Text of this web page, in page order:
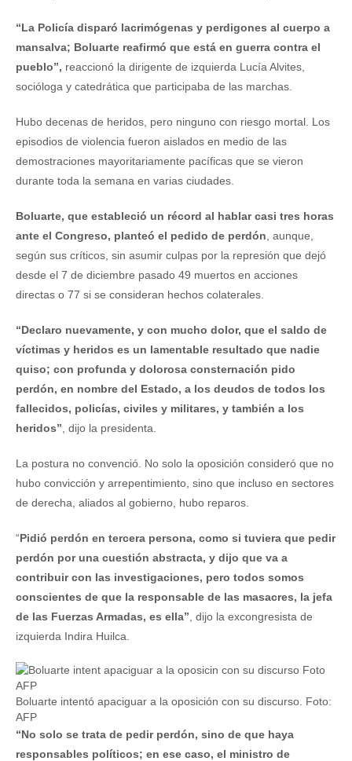
“La Policía disparó lacrimógenas y perdigones al cuerpo a
mansalva; Boluarte reafirmó que está en guerra contra el
pueblo”, reaccionó la dirigente de izquierda Lucía Alvites,
socióloga y catedrática que participaba de las marchas.
Hubo decenas de heridos, pero ninguno con riesgo mortal. Los
episodios de violencia fueron aislados en medio de las
demostraciones mayoritariamente pacíficas que se vieron
durante toda la semana en varias ciudades.
Boluarte, que estableció un récord al hablar casi tres horas
ante el Congreso, planteó el pedido de perdón , aunque,
según sus críticos, sin asumir culpas por la represión que dejó
desde el 7 de diciembre pasado 49 muertos en acciones
directas o 77 si se consideran hechos colaterales.
“Declaro nuevamente, y con mucho dolor, que el saldo de
víctimas y heridos es un lamentable resultado que nadie
quiso; con profunda y dolorosa consternación pido
perdón, en nombre del Estado, a los deudos de todos los
fallecidos, policías, civiles y militares, y también a los
heridos” , dijo la presidenta.
La postura no convenció. No solo la oposición consideró que no
hubo convicción y arrepentimiento, sino que incluso en sectores
de derecha, aliados al gobierno, hubo reparos.
“Pidió perdón en tercera persona, como si tuviera que pedir
perdón por una cuestión abstracta, y dijo que va a
contribuir con las investigaciones, pero todos somos
conscientes de que la responsable de las masacres, la jefa
de las Fuerzas Armadas, es ella” , dijo la excongresista de
izquierda Indira Huilca.
Boluarte intentó apaciguar a la oposición con su discurso. Foto:
AFP
“No solo se trata de pedir perdón, sino de que haya
responsables políticos; en ese caso, el ministro de